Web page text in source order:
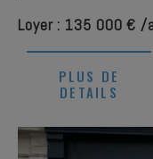
Loyer : 135 000 € /
PLUS DE
DETAILS